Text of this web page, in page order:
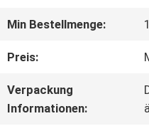
KONTAKT
MIT
Min Bestellmenge:
Preis:
Verpackung
Informationen: